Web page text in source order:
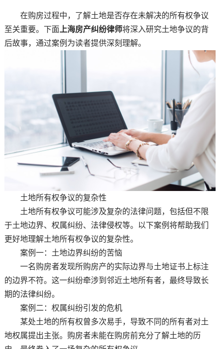
在购房过程中，了解土地是否存在未解决的所有权争议
至关重要。下面 上海房产纠纷律师将深入研究土地争议的背
后故事，通过案例为读者提供深刻理解。
土地所有权争议的复杂性
土地所有权争议可能涉及复杂的法律问题，包括但不限
于土地边界、权属纠纷、法律侵权等。以下案例将帮助我们
更好地理解土地所有权争议的复杂性。
案例一：土地边界纠纷的苦恼
一名购房者发现所购房产的实际边界与土地证书上标注
的边界不符。这一纠纷牵涉到邻近土地所有者，最终导致长
期的法律纠纷。
案例二：权属纠纷引发的危机
某处土地的所有权曾多次易手，导致不同的所有者对土
地权属提出主张。购房者未能在购房前充分了解土地的历